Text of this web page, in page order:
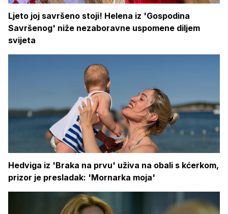
Ljeto joj savršeno stoji! Helena iz 'Gospodina
Savršenog' niže nezaboravne uspomene diljem
svijeta
Hedviga iz 'Braka na prvu' uživa na obali s kćerkom,
prizor je presladak: 'Mornarka moja'